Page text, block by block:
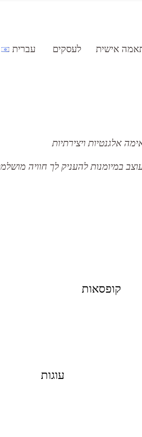
עברית לעסקים אישית
במיומנות להעניק לך חוויה
קופסאות
עוגות